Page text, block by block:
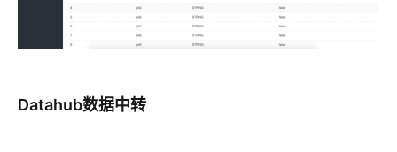
Datahub数据中转